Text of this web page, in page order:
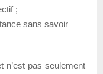
;
sans savoir
n’est pas seulement